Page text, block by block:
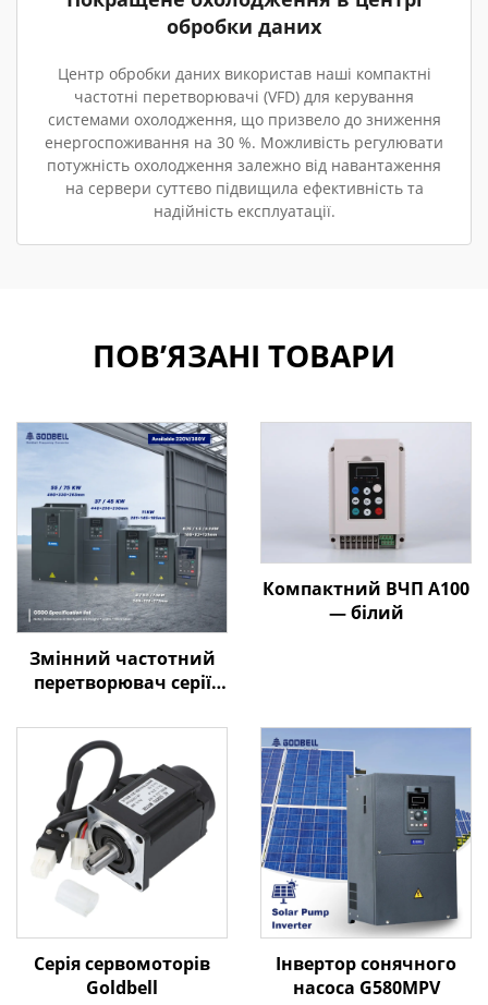
обробки даних
Центр обробки даних використав наші компактні
частотні перетворювачі (VFD) для керування
системами охолодження, що призвело до зниження
енергоспоживання на 30 %. Можливість регулювати
потужність охолодження залежно від навантаження
на сервери суттєво підвищила ефективність та
надійність експлуатації.
ПОВ’ЯЗАНІ ТОВАРИ
Змінний частотний
перетворювач серії
кВт–800 кВт |
Керування за V/F та
векторне керування |
Відповідає стандарту
CE
Компактний ВЧП A100
— білий
Серія сервомоторів
Goldbell
Інвертор сонячного
насоса G580MPV